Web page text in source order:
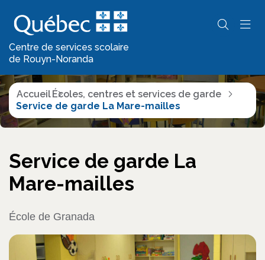
Centre de services scolaire
de Rouyn-Noranda
Écoles, centres et
services de garde
Accueil Écoles, centres et services de garde
Service de garde La Mare-mailles
Service de garde La
Mare-mailles
École de Granada